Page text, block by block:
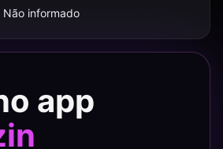
Não informado
app